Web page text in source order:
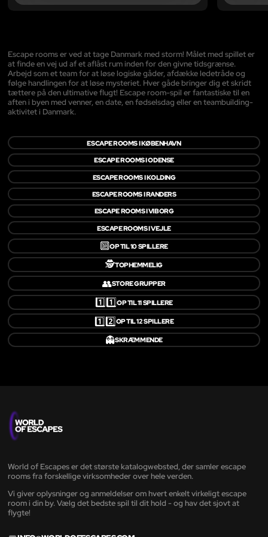
Escape rooms er ved at tage Danmark med storm! Målet med spillet er
at finde en vej ud af et aflåst rum inden for den givne tidsgrænse.
Arbejd som et team for at løse logiske gåder, afdække ledetråde og
følge handlingen for at løse mysteriet. Hver gåde bringer dig et skridt
tættere på den ultimative flugt! Escape room-spil er fantastiske til en
aften i byen med venner, en date, en fødselsdag eller en teambuilding-
aktivitet i Danmark.
ESCAPE ROOMS I KØBENHAVN
ESCAPE ROOMS I ODENSE
ESCAPE ROOMS I KOLDING
ESCAPE ROOMS I RANDERS
ESCAPE ROOMS I VIBORG
ESCAPE ROOMS I VEJLE
🔟OP TIL 10 SPILLERE
🕵️TOPHEMMELIG
👥STORE GRUPPER
1️⃣1️⃣OP TIL 11 SPILLERE
1️⃣2️⃣OP TIL 12 SPILLERE
👻SKRÆMMENDE
World of Escapes er det største katalogwebsted, der samler escape
rooms fra forskellige virksomheder over hele verden.
Vi giver oplysninger og anmeldelser om hvert enkelt virkeligt escape
room i din by. Vælg det bedste spil til dit hold - og hav det sjovt at
flygte!